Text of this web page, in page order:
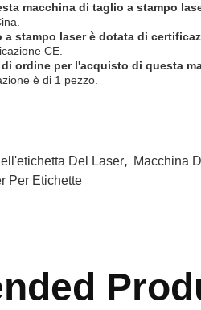
macchina di taglio a stampo
a stampo laser è dotata di
CE.
ordine per l'acquisto di questa
è di 1 pezzo.
Del Laser, Macchina
Per Etichette